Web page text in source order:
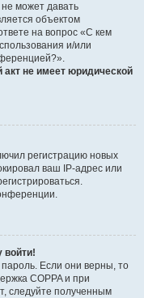
может давать
объектом
на вопрос «С кем
и/или
не имеет юридической
регистрацию новых
ваш IP-адрес или
войти!
Если они верны, то
COPPA и при
следуйте полученным